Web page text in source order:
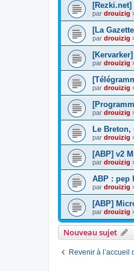
par drouizig
[La
par drouizig
par drouizig
par drouizig
par drouizig
Le Breton,
par drouizig
[ABP] v2
par drouizig
ABP : pep
par drouizig
[ABP]
par drouizig
Nouveau sujet
Revenir à l’accueil